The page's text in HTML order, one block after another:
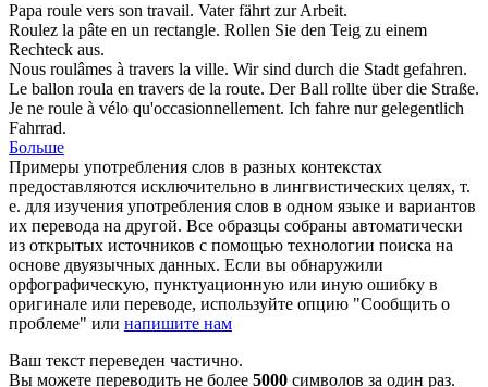
Papa roule vers son travail. Vaterfährt zur Arbeit.
Roulez la pâte en un rectangle. Rollen Sie den Teig zu einem
Rechteck aus.
Nous roulâmes à travers la ville. Wir sind durch die Stadt gefahren.
Le ballon roula en travers de la route. Der Ball rollte über die Straße.
Je ne roule à vélo qu'occasionnellement. Ich fahre nur gelegentlich
Fahrrad.
Больше
Примеры употребления слов в разных контекстах
предоставляются исключительно в лингвистических целях, т.
е. для изучения употребления слов в одном языке и вариантов
их перевода на другой. Все образцы собраны автоматически
из открытых источников с помощью технологии поиска на
основе двуязычных данных. Если вы обнаружили
орфографическую, пунктуационную или иную ошибку в
оригинале или переводе, используйте опцию "Сообщить о
проблеме" или напишите нам
Ваш текст переведен частично.
Вы можете переводить не более 5000 символов за один раз.